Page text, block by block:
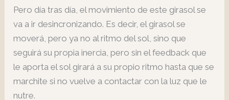
Pero día tras día, el movimiento de este girasol se
va a ir desincronizando. Es decir, el girasol se
moverá, pero ya no al ritmo del sol, sino que
seguirá su propia inercia, pero sin el feedback que
le aporta el sol girará a su propio ritmo hasta que se
marchite si no vuelve a contactar con la luz que le
nutre.